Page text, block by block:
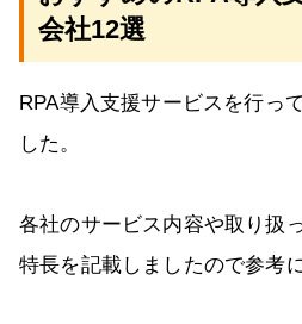
会社12選
RPA導入支援サービスを行っ
した。
各社のサービス内容や取り扱
特長を記載しましたので参考